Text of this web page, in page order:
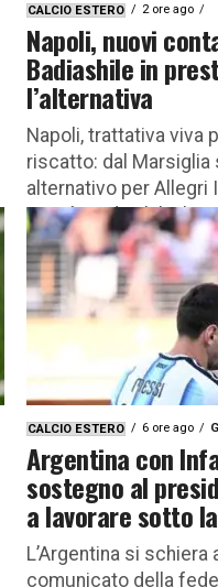
CALCIO ESTERO 2 ore ago
Napoli, nuovi
Badiashile in
l’alternativa
Napoli, trattativa viva
riscatto: dal Marsiglia
alternativo per Allegri
Benoît Badiashile il...
CALCIO ESTERO 6 ore ago
Argentina con
sostegno al
a lavorare sotto
L’Argentina si schiera
comunicato della